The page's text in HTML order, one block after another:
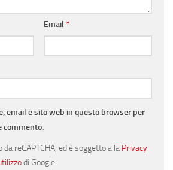
Email *
email e sito web in questo browser per
commento.
reCAPTCHA, ed è soggetto alla Privacy
di Google.